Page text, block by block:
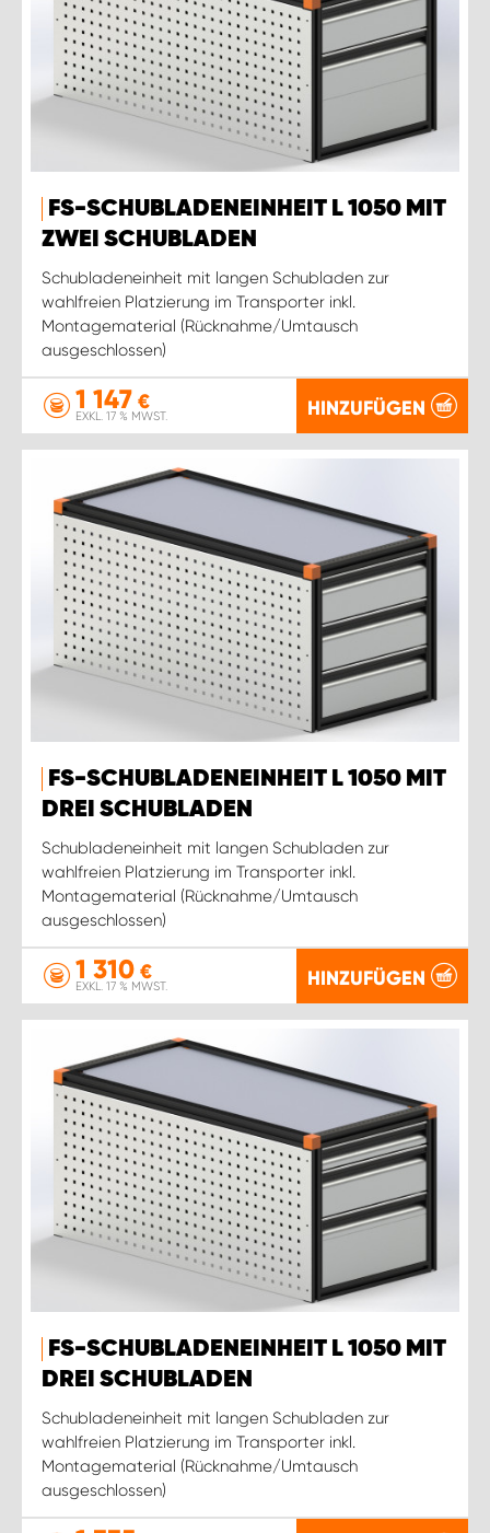
FS-SCHUBLADENEINHEIT L 1050 MIT
ZWEI SCHUBLADEN
Schubladeneinheit mit langen Schubladen zur
wahlfreien Platzierung im Transporter inkl.
Montagematerial (Rücknahme/Umtausch
ausgeschlossen)
1 147 €
EXKL. 17 % MWST. HINZUFÜGEN
FS-SCHUBLADENEINHEIT L 1050 MIT
DREI SCHUBLADEN
Schubladeneinheit mit langen Schubladen zur
wahlfreien Platzierung im Transporter inkl.
Montagematerial (Rücknahme/Umtausch
ausgeschlossen)
1 310 €
EXKL. 17 % MWST. HINZUFÜGEN
FS-SCHUBLADENEINHEIT L 1050 MIT
DREI SCHUBLADEN
Schubladeneinheit mit langen Schubladen zur
wahlfreien Platzierung im Transporter inkl.
Montagematerial (Rücknahme/Umtausch
ausgeschlossen)